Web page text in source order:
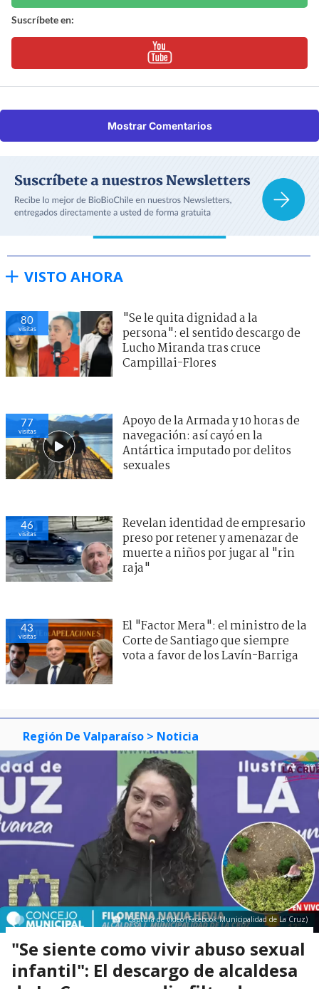
Suscríbete en:
Mostrar Comentarios
VISTO AHORA
80
visitas
"Se le quita dignidad a la
persona": el sentido descargo de
Lucho Miranda tras cruce
Campillai-Flores
77
visitas
Apoyo de la Armada y 10 horas de
navegación: así cayó en la
Antártica imputado por delitos
sexuales
46
visitas
Revelan identidad de empresario
preso por retener y amenazar de
muerte a niños por jugar al "rin
raja"
43
visitas
El "Factor Mera": el ministro de la
Corte de Santiago que siempre
vota a favor de los Lavín-Barriga
Región De Valparaíso > Noticia
Captura de video (Facebook Municipalidad de La Cruz)
"Se siente como vivir abuso sexual
infantil": El descargo de alcaldesa